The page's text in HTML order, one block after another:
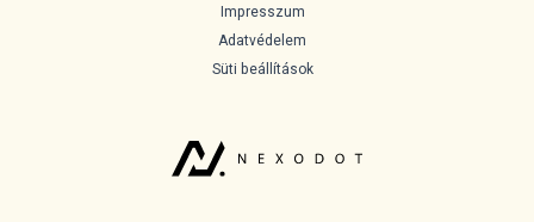
Impresszum
Adatvédelem
Süti beállítások